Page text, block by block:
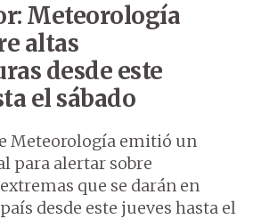
Meteorología
altas
desde este
el sábado
Meteorología emitió un
para alertar sobre
que se darán en
desde este jueves hasta el